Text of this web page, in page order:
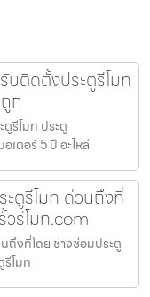
บติดตั้งประตูรีโมท
ก
รีโมท ประตู
ตอร์ 5 ปี อะไหล่
ตูรีโมท ด่วนถึงที่
วรีโมท.com
ถึงที่โดย ช่างซ่อมประตู
โมท